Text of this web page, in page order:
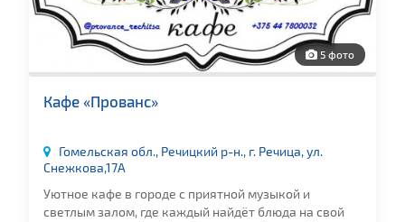
5 фото
Кафе «Прованс»
Гомельская обл., Речицкий р-н., г. Речица, ул.
Снежкова,17А
Уютное кафе в городе с приятной музыкой и
светлым залом, где каждый найдёт блюда на свой